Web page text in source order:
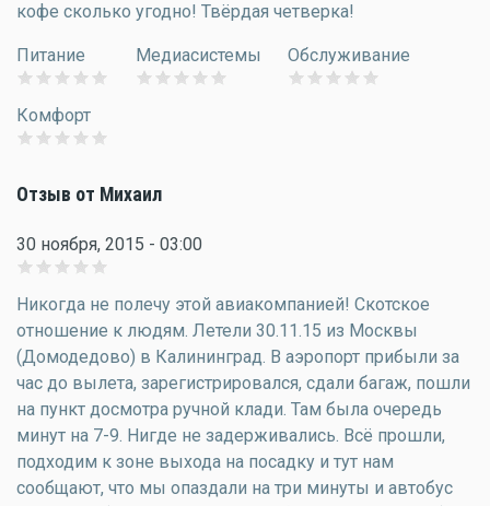
кофе сколько угодно! Твёрдая четверка!
Питание Медиасистемы Обслуживание
Комфорт
Отзыв от Михаил
30 ноября, 2015 - 03:00
Никогда не полечу этой авиакомпанией! Скотское
отношение к людям. Летели 30.11.15 из Москвы
(Домодедово) в Калининград. В аэропорт прибыли за
час до вылета, зарегистрировался, сдали багаж, пошли
на пункт досмотра ручной клади. Там была очередь
минут на 7-9. Нигде не задерживались. Всё прошли,
подходим к зоне выхода на посадку и тут нам
сообщают, что мы опаздали на три минуты и автобус